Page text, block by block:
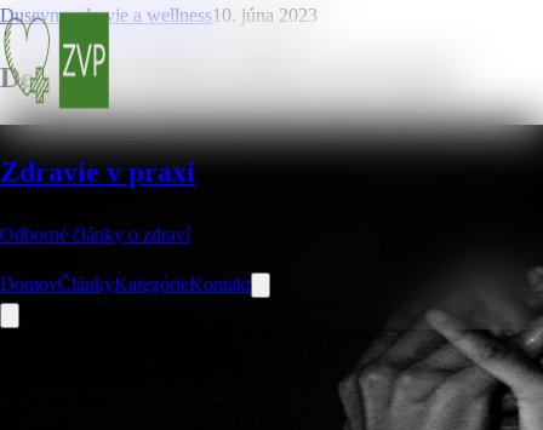
Zdravie v praxi
Odborné články o zdraví
DomovČlánkyKategórieKontakt
Dusevne zdravie a wellness10. júna 2023
Depresie: Príčiny, liečba a prevencia